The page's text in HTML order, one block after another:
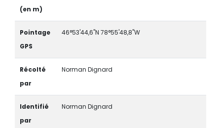
(en m)
Pointage
GPS
46°53'44,6"N 78°55'48,8"W
Récolté
par
Norman Dignard
Identifié
par
Norman Dignard